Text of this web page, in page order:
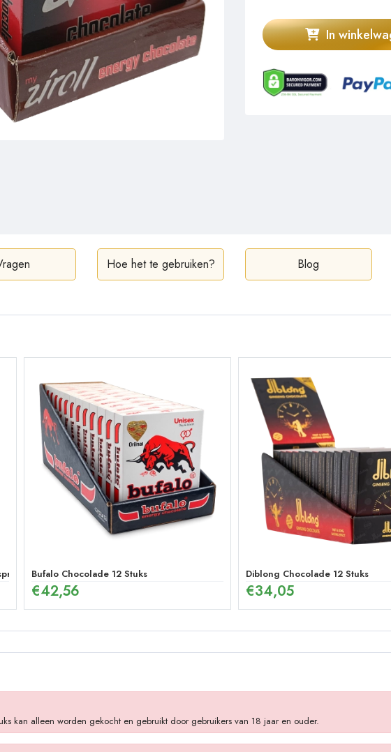
In
Hoe het te gebruiken? Blog
Bufalo Chocolade 12 Stuks
€42,56
Diblong Chocolade 12 Stuks
€34,05
kan alleen worden gekocht en gebruikt door gebruikers van 18 jaar en ouder.